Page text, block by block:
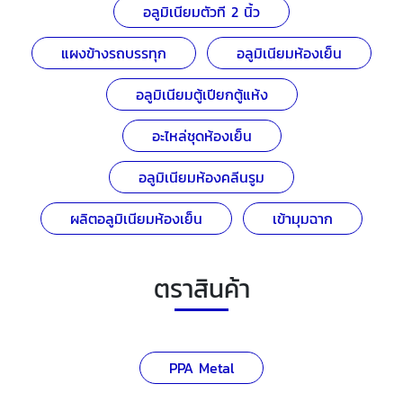
อลูมิเนียมตัวที 2 นิ้ว
แผงข้างรถบรรทุก
อลูมิเนียมห้องเย็น
อลูมิเนียมตู้เปียกตู้แห้ง
อะไหล่ชุดห้องเย็น
อลูมิเนียมห้องคลีนรูม
ผลิตอลูมิเนียมห้องเย็น
เข้ามุมฉาก
ตราสินค้า
PPA Metal